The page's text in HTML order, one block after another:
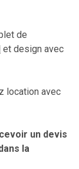
de
et design avec
location avec
un devis
la